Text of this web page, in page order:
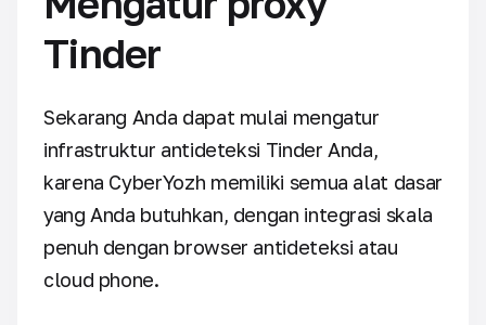
Tinder
Sekarang Anda dapat mulai mengatur
infrastruktur antideteksi Tinder Anda,
karena CyberYozh memiliki semua alat dasar
yang Anda butuhkan, dengan integrasi skala
penuh dengan browser antideteksi atau
cloud phone.